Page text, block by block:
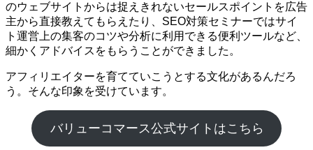
のウェブサイトからは捉えきれないセールスポイントを広告
主から直接教えてもらえたり、SEO対策セミナーではサイ
ト運営上の集客のコツや分析に利用できる便利ツールなど、
細かくアドバイスをもらうことができました。
アフィリエイターを育てていこうとする文化があるんだろ
う。そんな印象を受けています。
バリューコマース公式サイトはこちら